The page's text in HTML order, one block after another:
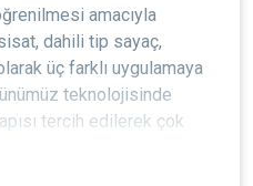
amacıyla
dahili tip sayaç,
üç farklı uygulamaya
teknolojisinde
tercih edilerek çok